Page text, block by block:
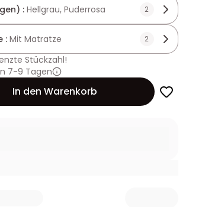
:Hellgrau, Puderrosa 2
: Mit Matratze 2
Stückzahl!
7-9 Tagen
In den Warenkorb